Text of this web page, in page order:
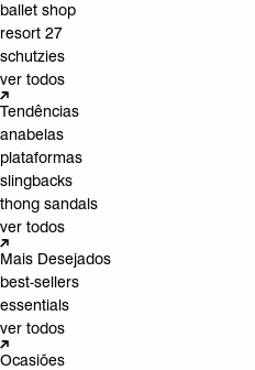
ballet shop
resort 27
schutzies
ver todos
Tendências
anabelas
plataformas
slingbacks
thong sandals
ver todos
Mais Desejados
best-sellers
essentials
ver todos
Ocasiões